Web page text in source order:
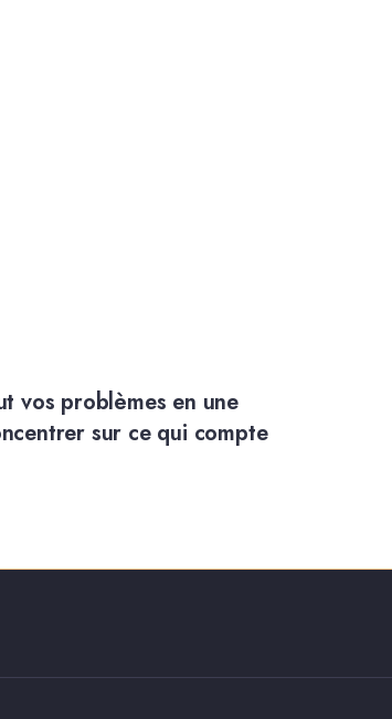
vos problèmes en une
sur ce qui compte